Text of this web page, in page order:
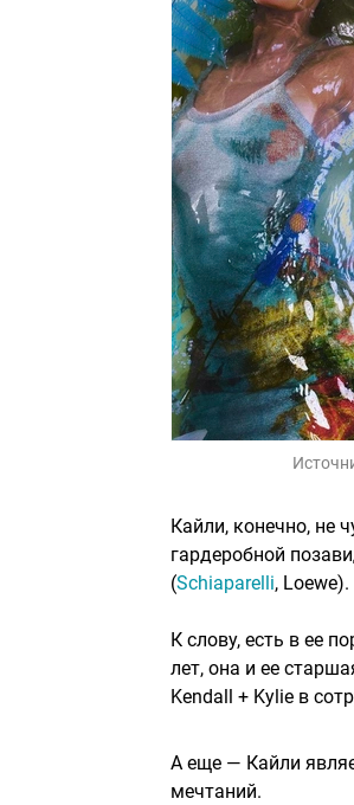
Кайли, конечно, не
гардеробной
(Schiaparelli, Loewe).
К слову, есть в ее
лет, она и ее
Kendall + Kylie в
А еще — Кайли
мечтаний.